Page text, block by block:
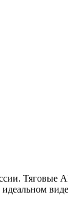
Тяговые
идеальном